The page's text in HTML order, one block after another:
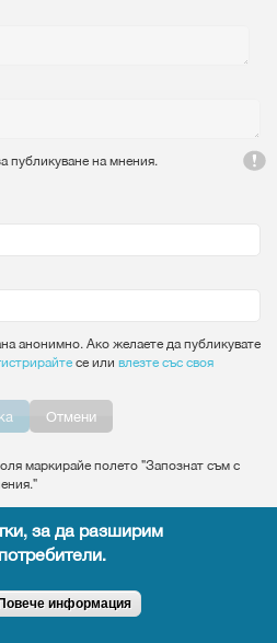
публикуване на мнения.
анонимно. Ако желаете да публикувате
се или влезте със своя
Отмени
маркирайе полето "Запознат съм с
- позоваването на съдържание от
leandigitalsolutions.com
за да разширим
Повече информация